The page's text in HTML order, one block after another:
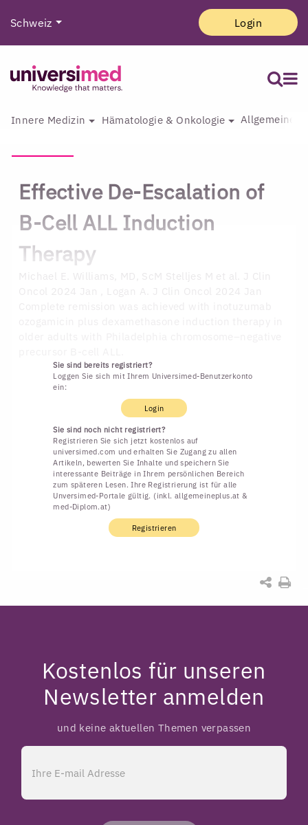
Schweiz Login
Innere Medizin Hämatologie & Onkologie Allgemeine
Effective De-Escalation of
B-Cell ALL Induction
Therapy
Michael E. Williams, MD, ScM Stelljes M et al. J Clin
Sie sind bereits registriert?
Loggen Sie sich mit Ihrem Universimed-Benutzerkonto
ein:
Login
Sie sind noch nicht registriert?
Registrieren Sie sich jetzt kostenlos auf
universimed.com und erhalten Sie Zugang zu allen
Artikeln, bewerten Sie Inhalte und speichern Sie
interessante Beiträge in Ihrem persönlichen Bereich
zum späteren Lesen. Ihre Registrierung ist für alle
Unversimed-Portale gültig. (inkl. allgemeineplus.at &
med-Diplom.at)
Registrieren
Kostenlos für unseren
Newsletter anmelden
und keine aktuellen Themen verpassen